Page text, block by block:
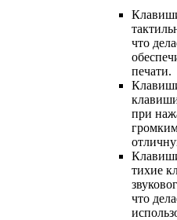
что
печати.
при
тихие
что